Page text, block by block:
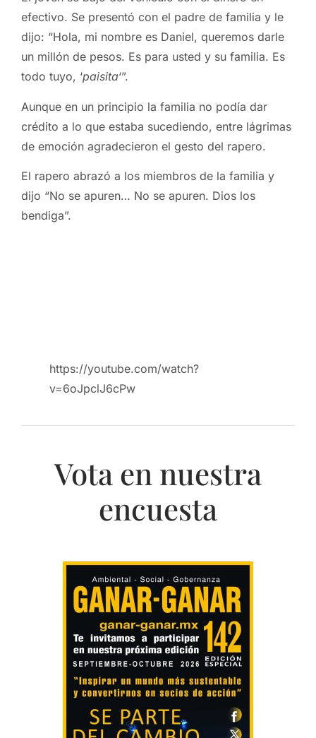
efectivo. Se presentó con el padre de familia y le
dijo: “Hola, mi nombre es Daniel, queremos darle
un millón de pesos. Es para usted y su familia. Es
todo tuyo, ‘paisita‘”.
Aunque en un principio la familia no podía dar
crédito a lo que estaba sucediendo, entre lágrimas
de emoción agradecieron el gesto del rapero.
El rapero abrazó a los miembros de la familia y
dijo “No se apuren… No se apuren. Dios los
bendiga”.
https://youtube.com/watch?
v=6oJpclJ6cPw
Vota en nuestra
encuesta